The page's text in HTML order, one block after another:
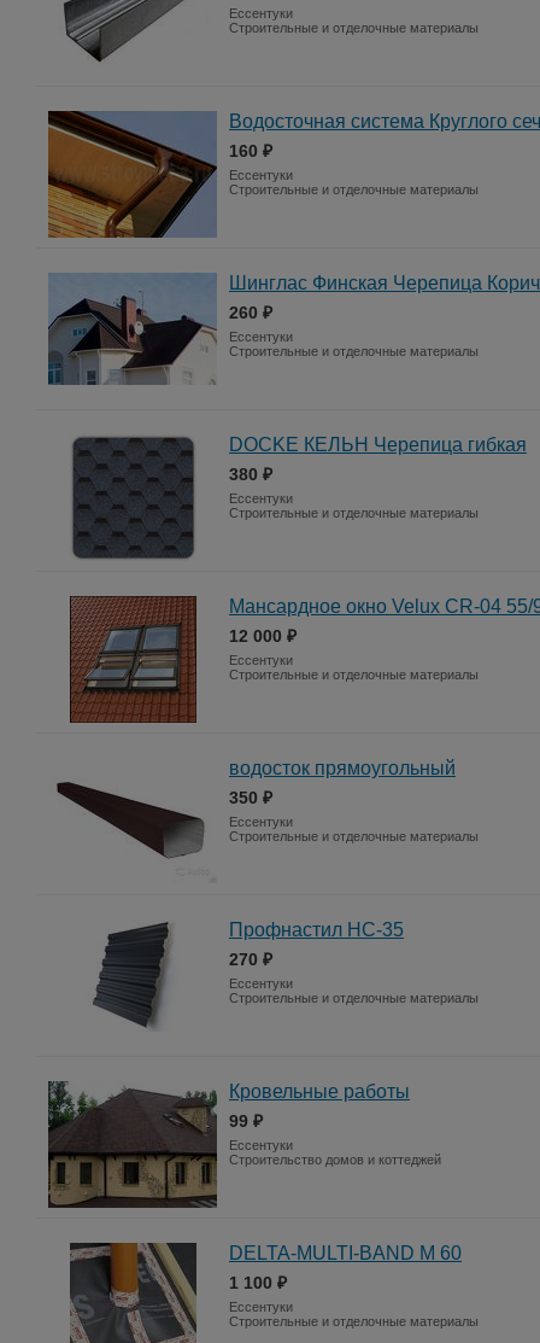
Ессентуки
Строительные и отделочные материалы
Водосточная система Круглого
160 ₽
Ессентуки
Строительные и отделочные материалы
Шинглас Финская Черепица
260 ₽
Ессентуки
Строительные и отделочные материалы
DOCKE КЕЛЬН Черепица гибкая
380 ₽
Ессентуки
Строительные и отделочные материалы
Мансардное окно Velux CR-04 55/
12 000 ₽
Ессентуки
Строительные и отделочные материалы
водосток прямоугольный
350 ₽
Ессентуки
Строительные и отделочные материалы
Профнастил НС-35
270 ₽
Ессентуки
Строительные и отделочные материалы
Кровельные работы
99 ₽
Ессентуки
Строительство домов и коттеджей
DELTA-MULTI-BAND M 60
1 100 ₽
Ессентуки
Строительные и отделочные материалы